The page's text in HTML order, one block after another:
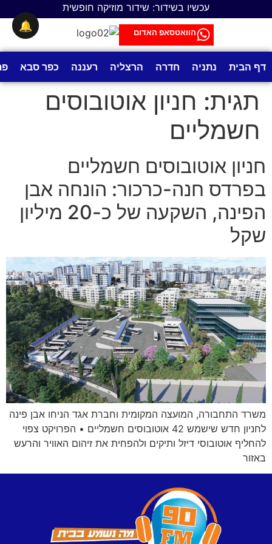
עכשיו בשידור: שידור מוזיקה חופשית
הוואטסאפ האדום
דף הבית נתניה חדרה הרצליה רעננה כפר סבא
תגית: חניון אוטובוסים
חשמליים
חניון אוטובוסים חשמליים
בפרדס חנה-כרכור: הונחה אבן
הפינה, השקעה של כ-20 מיליון
שקל
משרד התחבורה, המועצה המקומית וחברת אגד הניחו אבן פינה
לחניון חדש שישמש 42 אוטובוסים חשמליים • הפרויקט צפוי
להחליף אוטובוסי דיזל ותיקים ולהפחית את זיהום האוויר והרעש
באזור
🔔